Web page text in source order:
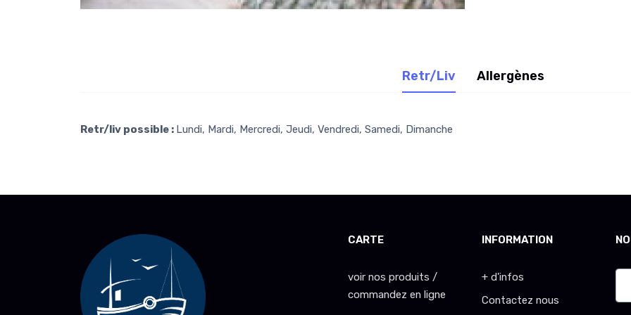
Retr/Liv Allergènes
Retr/liv possible : Lundi, Mardi, Mercredi, Jeudi, Vendredi, Samedi, Dimanche
CARTE
voir nos produits /
commandez en ligne
INFORMATION
+ d'infos
Contactez nous